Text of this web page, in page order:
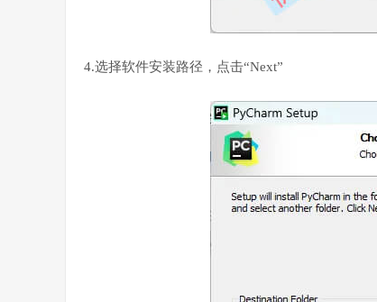
4.选择软件安装路径，点击“Next”